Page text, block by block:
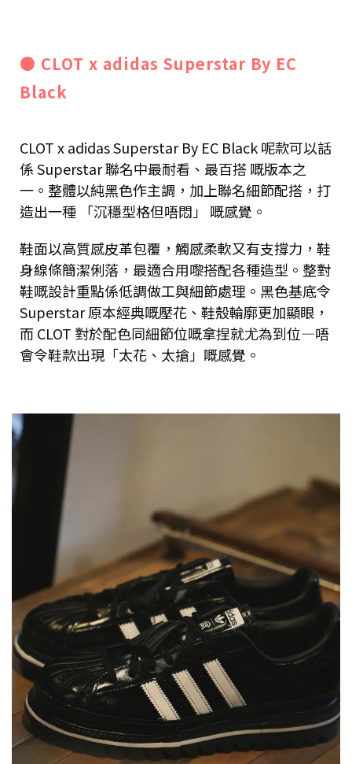
● CLOT x adidas Superstar By EC
Black
CLOT x adidas Superstar By EC Black 呢款可以話
係 Superstar 聯名中最耐看、最百搭 嘅版本之
一。整體以純黑色作主調，加上聯名細節配搭，打
造出一種 「沉穩型格但唔悶」 嘅感覺。
鞋面以高質感皮革包覆，觸感柔軟又有支撐力，鞋
身線條簡潔俐落，最適合用嚟搭配各種造型。整對
鞋嘅設計重點係低調做工與細節處理。黑色基底令
Superstar 原本經典嘅壓花、鞋殼輪廓更加顯眼，
而 CLOT 對於配色同細節位嘅拿捏就尤為到位—唔
會令鞋款出現「太花、太搶」嘅感覺。